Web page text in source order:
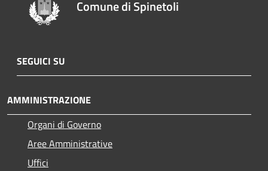
Comune di Spinetoli
SEGUICI SU
AMMINISTRAZIONE
Organi di Governo
Aree Amministrative
Uffici